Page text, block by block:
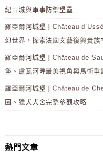
紀古城與軍事防禦堡壘
羅亞爾河城堡 | Château
幻世界，探索法國文藝復興貴族
羅亞爾河城堡 | Château de
堡、盧瓦河畔最美視角與馬術重
羅亞爾河城堡 | Château de
園、獵犬犬舍完整參觀攻略
熱門文章